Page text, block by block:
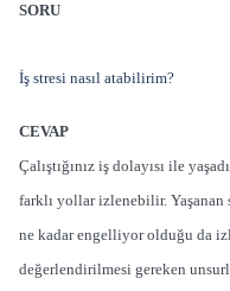
SORU
İş stresi nasıl atabilirim?
CEVAP
Çalıştığınız iş dolayısı ile
farklı yollar izlenebilir.
ne kadar engelliyor olduğu da
değerlendirilmesi gereken